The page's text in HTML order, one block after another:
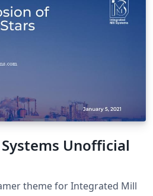
Unofficial
theme for Integrated Mill